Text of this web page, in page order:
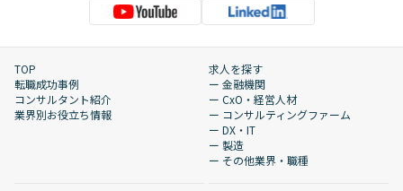
TOP
転職成功事例
コンサルタント紹介
業界別お役立ち情報
求人を探す
ー 金融機関
ー CxO・経営人材
ー コンサルティングファーム
ー DX・IT
ー 製造
ー その他業界・職種